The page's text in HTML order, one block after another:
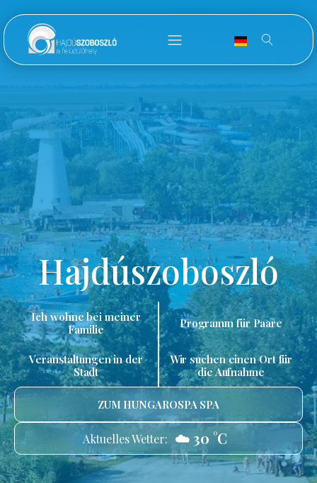
Hajdúszoboszló
Ich wohne bei meiner
Familie
Programm für Paare
Veranstaltungen in der
Stadt
Wir suchen einen Ort für
die Aufnahme
ZUM HUNGAROSPA SPA
Aktuelles Wetter: ☁️ 30 °C